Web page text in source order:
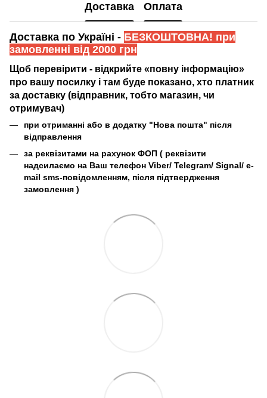
Доставка Оплата
Доставка по Україні - БЕЗКОШТОВНА! при
замовленні від 2000 грн
Щоб перевірити - відкрийте «повну інформацію»
про вашу посилку і там буде показано, хто платник
за доставку (відправник, тобто магазин, чи
отримувач)
при отриманні або в додатку "Нова пошта" після
відправлення
за реквізитами на рахунок ФОП ( реквізити
надсилаємо на Ваш телефон Viber/ Telegram/ Signal/ e-
mail sms-повідомленням, після підтвердження
замовлення )